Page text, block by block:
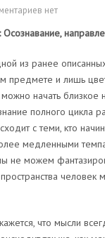
нет
из ранее
предмете и лишь
начать
полного цикла
с теми, кто
медленными
не можем
человек
что мысли